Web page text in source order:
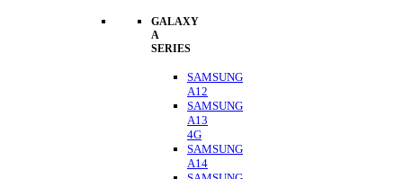
GALAXY
A
SERIES
SAMSUNG
A12
SAMSUNG
A13
4G
SAMSUNG
A14